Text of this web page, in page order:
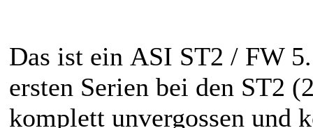
Das ist ein ASI ST2 / FW
ersten Serien bei den ST2
komplett unvergossen und